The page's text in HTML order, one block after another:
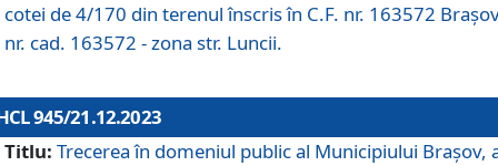
cotei de 4/170 din terenul înscris în C.F. nr. 163572
nr. cad. 163572 - zona str. Luncii.
945/21.12.2023
Titlu: Trecerea în domeniul public al Municipiului Braşov,